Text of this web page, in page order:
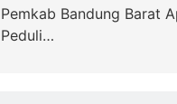
Pemkab Bandung Barat
Peduli…